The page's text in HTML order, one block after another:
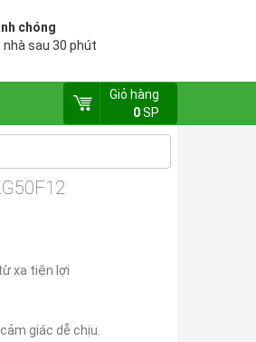
chóng
nhà sau 30 phút
Giỏ hàng
0SP
xa tiện lợi
giác dễ chịu.